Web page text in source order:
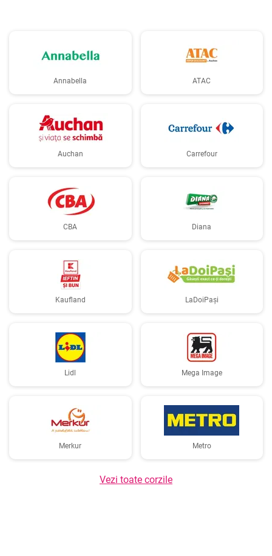
Annabella ATAC
Auchan Carrefour
CBA Diana
Kaufland LaDoiPași
Lidl Mega Image
Merkur Metro
Vezi toate corzile